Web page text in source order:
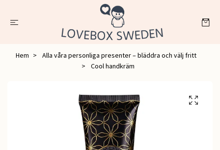
Hem
Alla våra personliga presenter – bläddra och välj fritt
Cool handkräm